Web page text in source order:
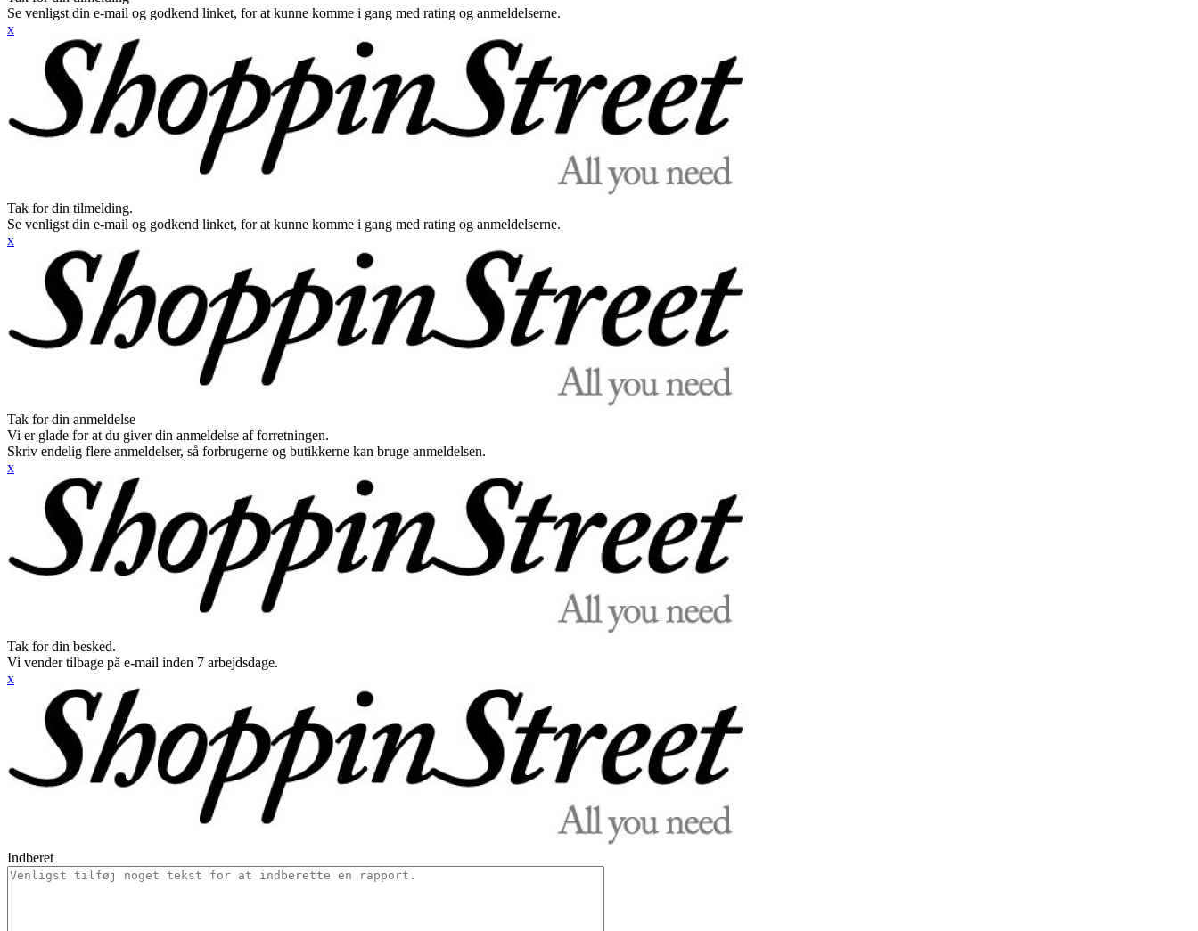
Se venligst din e-mail og godkend linket, for at kunne komme i gang med rating og anmeldelserne.
x
Tak for din tilmelding.
Se venligst din e-mail og godkend linket, for at kunne komme i gang med rating og anmeldelserne.
x
Tak for din anmeldelse
Vi er glade for at du giver din anmeldelse af forretningen.
Skriv endelig flere anmeldelser, så forbrugerne og butikkerne kan bruge anmeldelsen.
x
Tak for din besked.
Vi vender tilbage på e-mail inden 7 arbejdsdage.
x
Indberet